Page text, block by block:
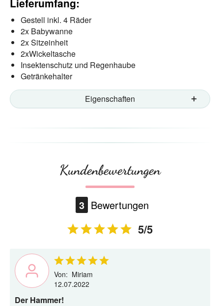
Gestell inkl. 4 Räder
2x Babywanne
2x Sitzeinheit
2xWickeltasche
Insektenschutz und Regenhaube
Getränkehalter
Eigenschaften
Kundenbewertungen
3 Bewertungen
5/5
Von: Miriam
12.07.2022
Der Hammer!